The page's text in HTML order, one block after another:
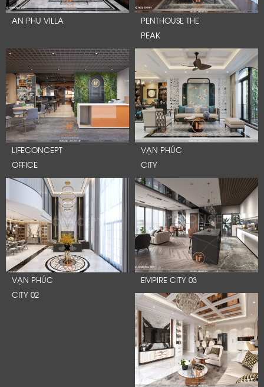
AN PHU VILLA
PENTHOUSE THE
PEAK
LIFECONCEPT
OFFICE
VẠN PHÚC
CITY
VẠN PHÚC
CITY 02
EMPIRE CITY 03